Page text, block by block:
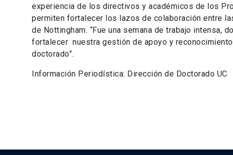
experiencia de los directivos y académicos de los
permiten fortalecer los lazos de colaboración entre
de Nottingham. “Fue una semana de trabajo intensa,
fortalecer nuestra gestión de apoyo y
doctorado”.
Información Periodística: Dirección de Doctorado UC